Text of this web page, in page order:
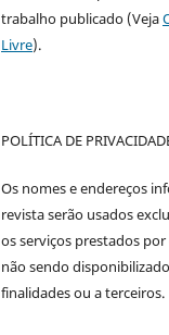
trabalho publicado (Veja
Livre).
POLÍTICA DE
Os nomes e endereços
revista serão usados
os serviços prestados
não sendo
finalidades ou a terceiros.